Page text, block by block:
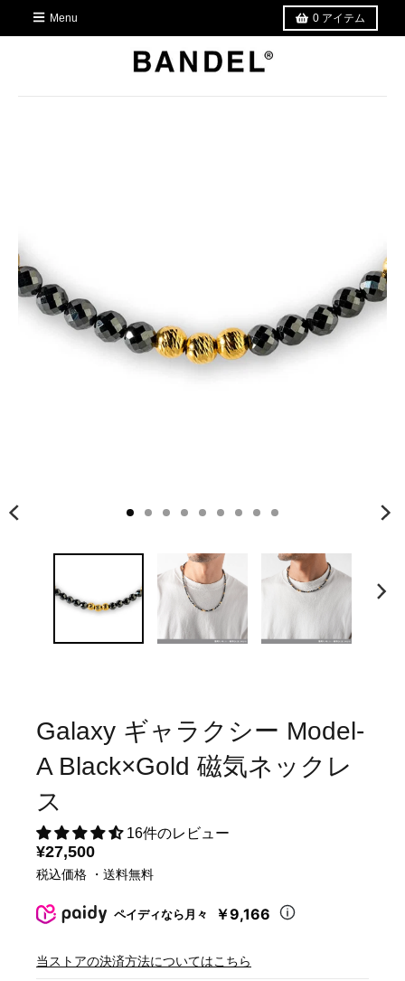
Menu 0 アイテム
Galaxy ギャラクシー Model-
A Black×Gold 磁気ネックレ
ス
16件のレビュー
¥27,500
税込価格 ・送料無料
ペイディなら月々 ￥9,166
当ストアの決済方法についてはこちら